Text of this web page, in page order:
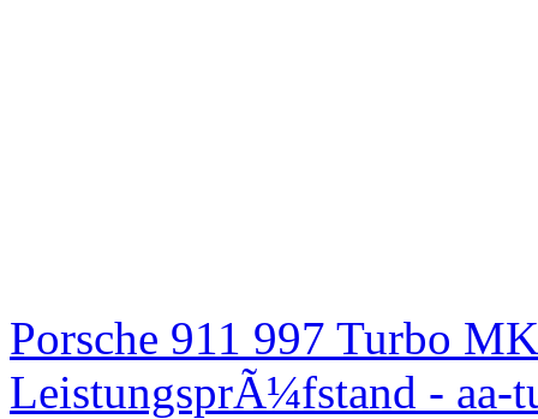
Porsche 911 997 Turbo
LeistungsprÃ¼fstand - aa-